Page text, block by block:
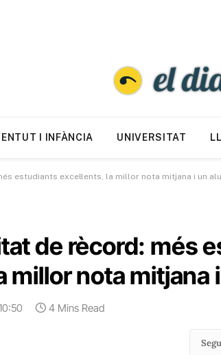
I INFÀNCIA UNIVERSITAT
estudiants excel·lents, la millor nota mitjana i un
de rècord: més
millor nota mitjana
4 Mins Read